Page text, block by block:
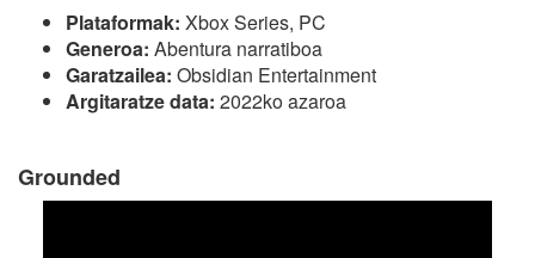
Plataformak: Xbox Series, PC
Generoa: Abentura narratiboa
Garatzailea: Obsidian Entertainment
Argitaratze data: 2022ko azaroa
Grounded